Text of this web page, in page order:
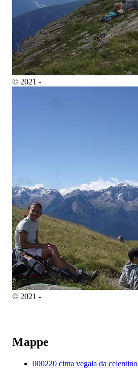
© 2021 -
© 2021 -
Mappe
000220 cima vegaia da celentino